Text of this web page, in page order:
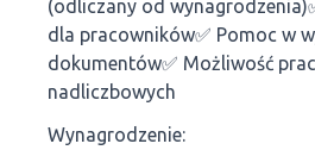
(odliczany od
dla pracowników✅ Pomoc w
dokumentów✅ Możliwość
nadliczbowych
Wynagrodzenie: